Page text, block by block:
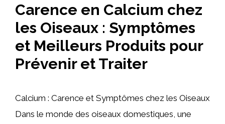
Carence en Calcium chez
les Oiseaux : Symptômes
et Meilleurs Produits pour
Prévenir et Traiter
Calcium : Carence et Symptômes chez les Oiseaux
Dans le monde des oiseaux domestiques, une